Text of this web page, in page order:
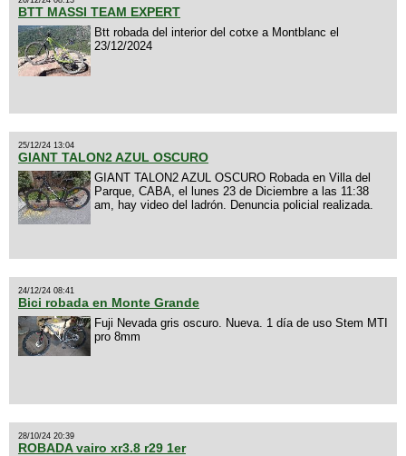
BTT MASSI TEAM EXPERT
Btt robada del interior del cotxe a Montblanc el
23/12/2024
25/12/24 13:04
GIANT TALON2 AZUL OSCURO
GIANT TALON2 AZUL OSCURO Robada en Villa del
Parque, CABA, el lunes 23 de Diciembre a las 11:38
am, hay video del ladrón. Denuncia policial realizada.
24/12/24 08:41
Bici robada en Monte Grande
Fuji Nevada gris oscuro. Nueva. 1 día de uso Stem MTI
pro 8mm
28/10/24 20:39
ROBADA vairo xr3.8 r29 1er